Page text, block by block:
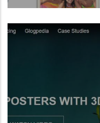
Servei de creació
postals i
pròpies.